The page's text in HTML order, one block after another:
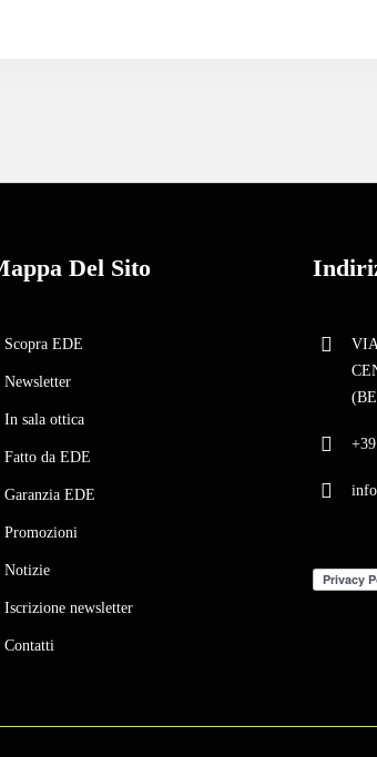
Del Sito
Scopra EDE
Newsletter
In sala ottica
Fatto da EDE
Garanzia EDE
Promozioni
Notizie
Iscrizione newsletter
Contatti